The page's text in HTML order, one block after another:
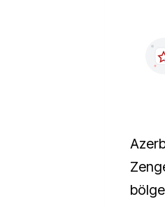
Azerbaycan Cumhurbaşkanı İlham Aliyev,